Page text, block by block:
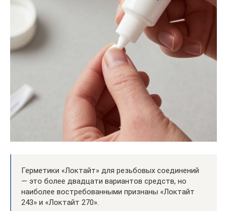
Герметики «Локтайт» для резьбовых соединений
— это более двадцати вариантов средств, но
наиболее востребованными признаны «Локтайт
243» и «Локтайт 270».